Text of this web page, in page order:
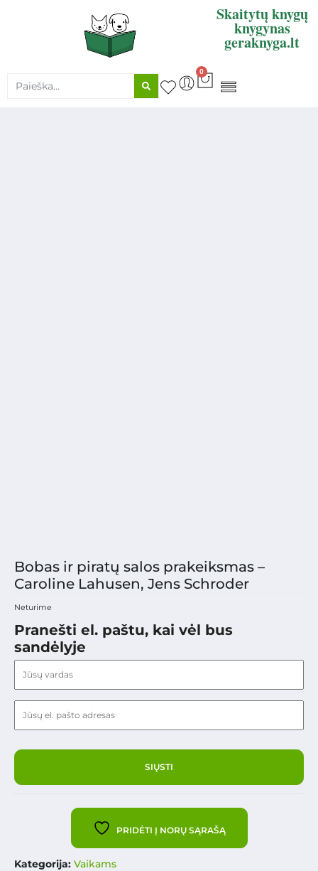
Skaitytų knygų
knygynas
geraknyga.lt
0
Bobas ir piratų salos prakeiksmas –
Caroline Lahusen, Jens Schroder
Neturime
Pranešti el. paštu, kai vėl bus
sandėlyje
PRIDĖTI Į NORŲ SĄRAŠĄ
Kategorija: Vaikams